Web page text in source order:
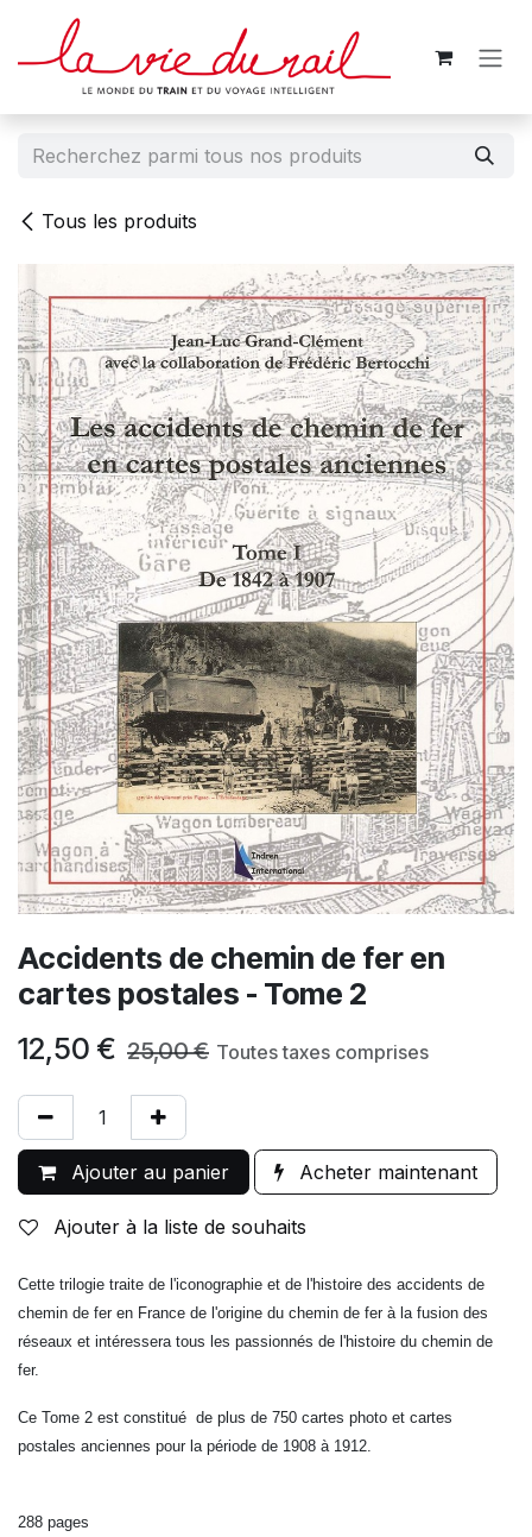
Se rendre au contenu
Tous les produits
Accidents de chemin de fer en
cartes postales - Tome 2
12,50 € 25,00€ Toutes taxes comprises
Ajouter au panier Acheter maintenant
Ajouter à la liste de souhaits
Cette trilogie traite de l'iconographie et de l'histoire des accidents de
chemin de fer en France de l'origine du chemin de fer à la fusion des
réseaux et intéressera tous les passionnés de l'histoire du chemin de
fer.
Ce Tome 2 est constitué de plus de 750 cartes photo et cartes
postales anciennes pour la période de 1908 à 1912.
288 pages